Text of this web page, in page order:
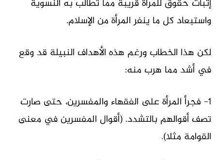
إثبات حقوق للمرأة قريبة مما تطالب به النسوية
واستبعاد كل ما ينفر المرأة من الإسلام.
لكن هذا الخطاب ورغم هذه الأهداف النبيلة قد وقع
في أشد مما هرب منه:
1- فجرأ المرأة على الفقهاء والمفسرين، حتى صارت
تصف أقوالهم بالتشدد. (أقوال المفسرين في معنى
القوامة مثلا).